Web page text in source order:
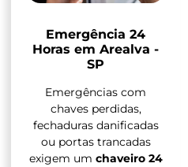
Emergência 24
Horas em Arealva -
SP
Emergências com
chaves perdidas,
fechaduras danificadas
ou portas trancadas
exigem um chaveiro 24